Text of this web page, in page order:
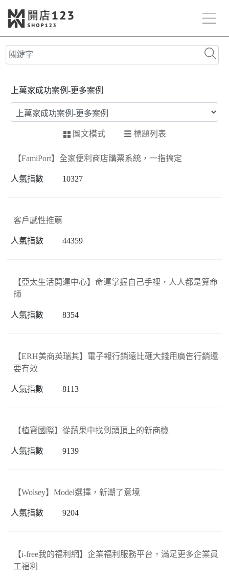
上萬家成功案例-更多案例
圖文模式 標題列表
【FamiPort】全家便利商店購票系統，一指搞定
10327
客戶感性推薦
44359
【亞太生活開運中心】命運掌握自己手裡，人人都是算命
師
8354
【ERH美商英瑞其】電子報行銷遠比砸大錢用廣告行銷還
要有效
8113
【植寶國際】從蔬果中找到頭頂上的新商機
9139
【Wolsey】Model選擇，新潮了意境
9204
【i-free我的福利網】企業福利服務平台，滿足更多企業員
工福利